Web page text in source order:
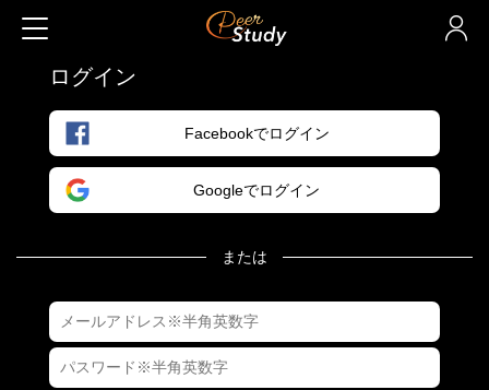
ログイン
Facebookでログイン
Googleでログイン
または